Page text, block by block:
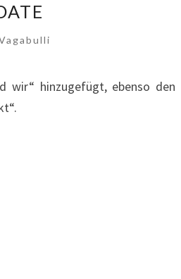
wir“ hinzugefügt, ebenso den